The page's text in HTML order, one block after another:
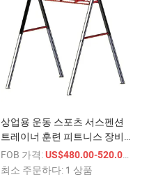
상업용 운동 스포츠 서스펜션
트레이너 훈련 피트니스 장비
거치대
FOB 가격:US$480.00-520.00
최소 주문하다: 1 상품